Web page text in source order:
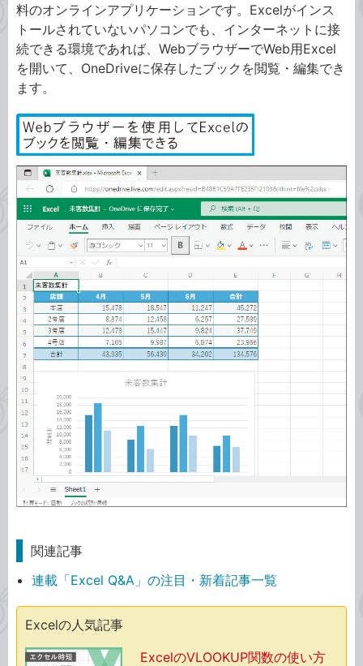
料のオンラインアプリケーションです。Excelがインス
トールされていないパソコンでも、インターネットに接
続できる環境であれば、WebブラウザーでWeb用Excel
を開いて、OneDriveに保存したブックを閲覧・編集でき
ます。
関連記事
連載「Excel Q&A」の注目・新着記事一覧
Excelの人気記事
ExcelのVLOOKUP関数の使い方